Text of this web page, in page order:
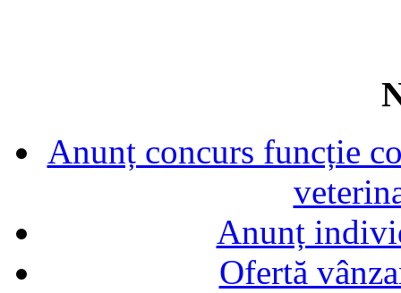
Anunț concurs funcție
Anunț
Ofertă